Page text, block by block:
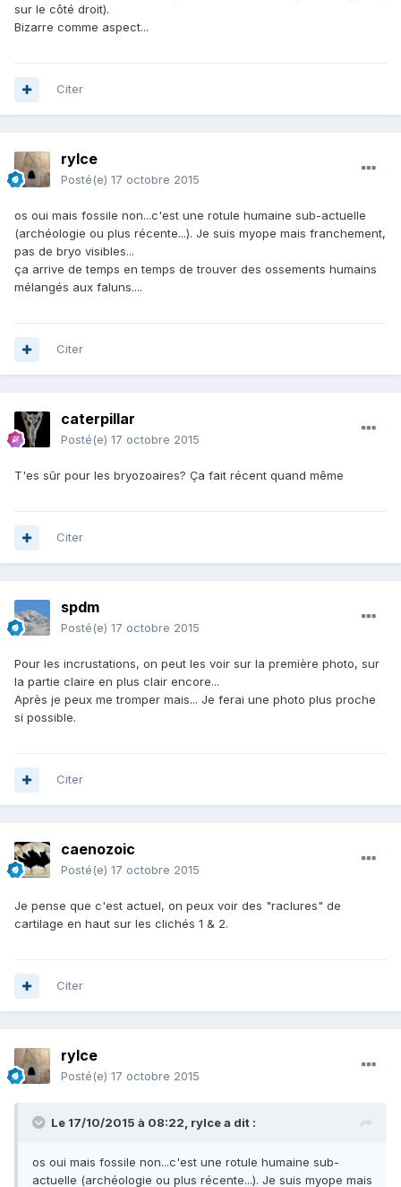
sur le côté droit).
Bizarre comme aspect...
Citer
rylce
Posté(e) 17 octobre 2015
os oui mais fossile non...c'est une rotule humaine sub-actuelle
(archéologie ou plus récente...). Je suis myope mais franchement,
pas de bryo visibles...
ça arrive de temps en temps de trouver des ossements humains
mélangés aux faluns....
Citer
caterpillar
Posté(e) 17 octobre 2015
T'es sûr pour les bryozoaires? Ça fait récent quand même
Citer
spdm
Posté(e) 17 octobre 2015
Pour les incrustations, on peut les voir sur la première photo, sur
la partie claire en plus clair encore...
Après je peux me tromper mais... Je ferai une photo plus proche
si possible.
Citer
caenozoic
Posté(e) 17 octobre 2015
Je pense que c'est actuel, on peux voir des "raclures" de
cartilage en haut sur les clichés 1 & 2.
Citer
rylce
Posté(e) 17 octobre 2015
Le 17/10/2015 à 08:22, rylce a dit :
os oui mais fossile non...c'est une rotule humaine sub-
actuelle (archéologie ou plus récente...). Je suis myope mais